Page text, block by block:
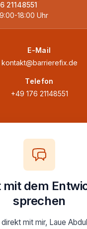
21148551
18:00 Uhr
E-Mail
kontakt@barrierefix.de
Telefon
+49 176 21148551
mit dem
sprechen
mit mir, Laue